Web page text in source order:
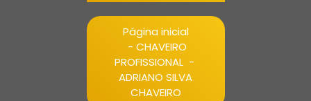
Página inicial
- CHAVEIRO
PROFISSIONAL-
ADRIANO SILVA
CHAVEIRO